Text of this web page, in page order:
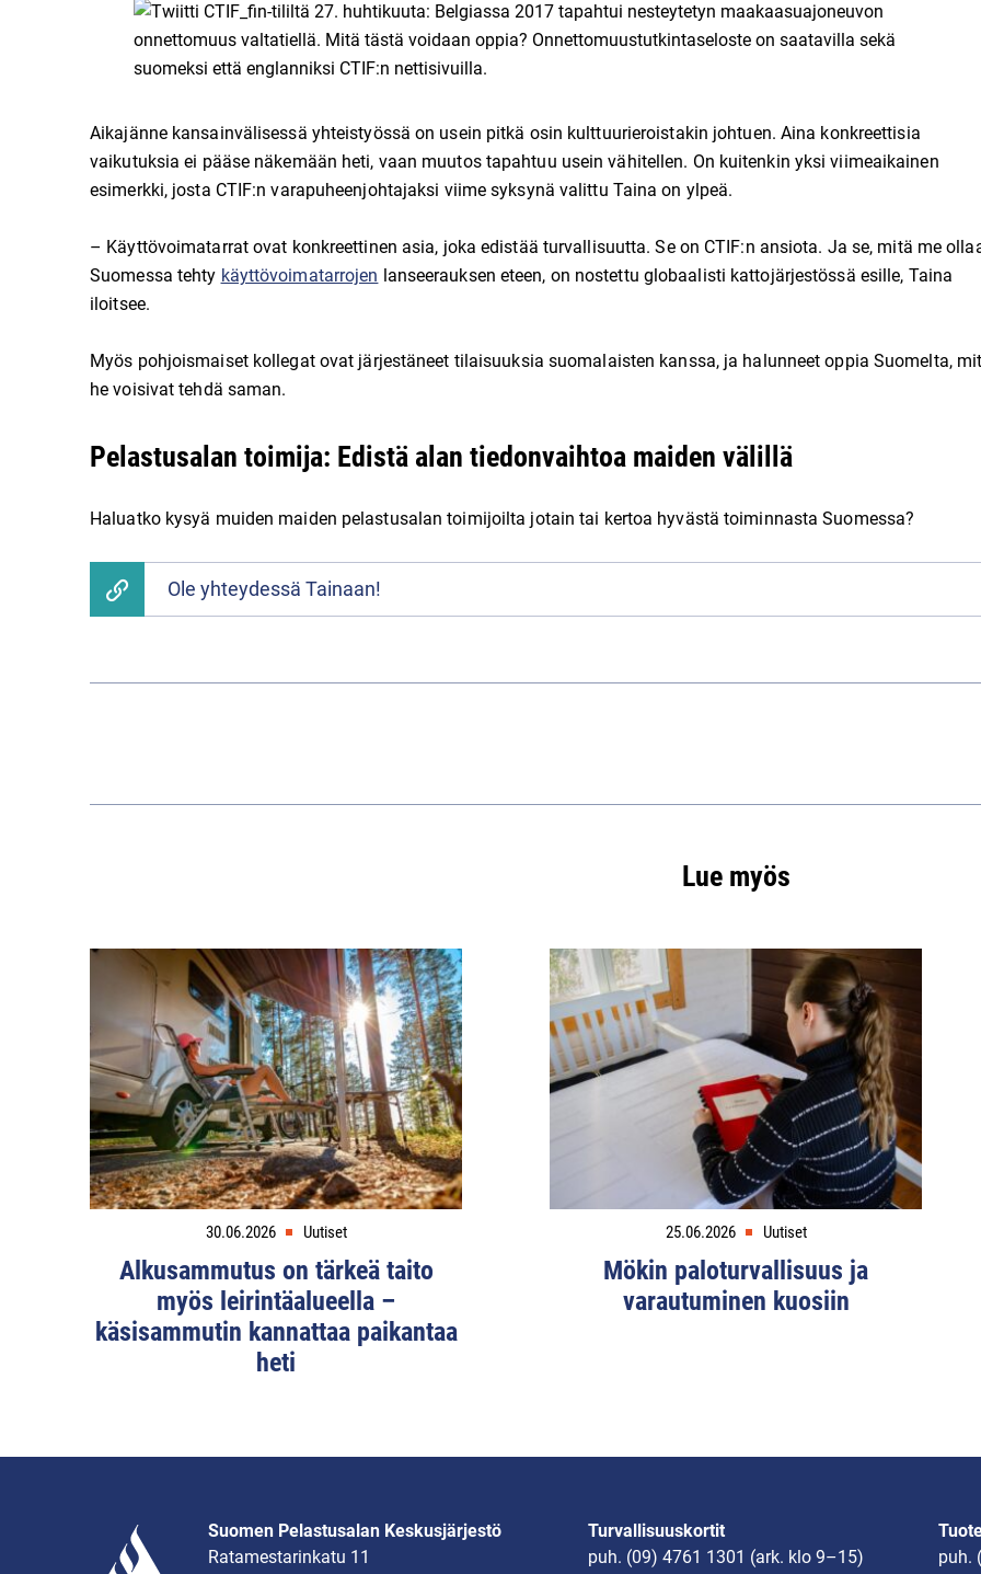
Aikajänne kansainvälisessä yhteistyössä on usein pitkä osin kulttuurieroistakin johtuen. Aina konkreettisia
vaikutuksia ei pääse näkemään heti, vaan muutos tapahtuu usein vähitellen. On kuitenkin yksi viimeaikainen
esimerkki, josta CTIF:n varapuheenjohtajaksi viime syksynä valittu Taina on ylpeä.
– Käyttövoimatarrat ovat konkreettinen asia, joka edistää turvallisuutta. Se on CTIF:n ansiota. Ja se, mitä me
Suomessa tehty käyttövoimatarrojen lanseerauksen eteen, on nostettu globaalisti kattojärjestössä esille, Taina
iloitsee.
Myös pohjoismaiset kollegat ovat järjestäneet tilaisuuksia suomalaisten kanssa, ja halunneet oppia Suomelta,
he voisivat tehdä saman.
Pelastusalan toimija: Edistä alan tiedonvaihtoa maiden välillä
Haluatko kysyä muiden maiden pelastusalan toimijoilta jotain tai kertoa hyvästä toiminnasta Suomessa?
Ole yhteydessä Tainaan!
Lue myös
30.06.2026 Uutiset
Alkusammutus on tärkeä taito
myös leirintäalueella –
käsisammutin kannattaa paikantaa
heti
25.06.2026 Uutiset
Mökin paloturvallisuus ja
varautuminen kuosiin
Suomen Pelastusalan Keskusjärjestö
Ratamestarinkatu 11
Turvallisuuskortit
puh. (09) 4761 1301 (ark. klo 9–15)
puh.